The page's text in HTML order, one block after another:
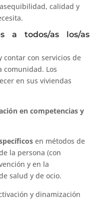
calidad y
a todos/as los/as
contar con servicios de
comunidad. Los
en sus viviendas
en competencias y
en métodos de
la persona (con
y en la
salud y de ocio.
y dinamización